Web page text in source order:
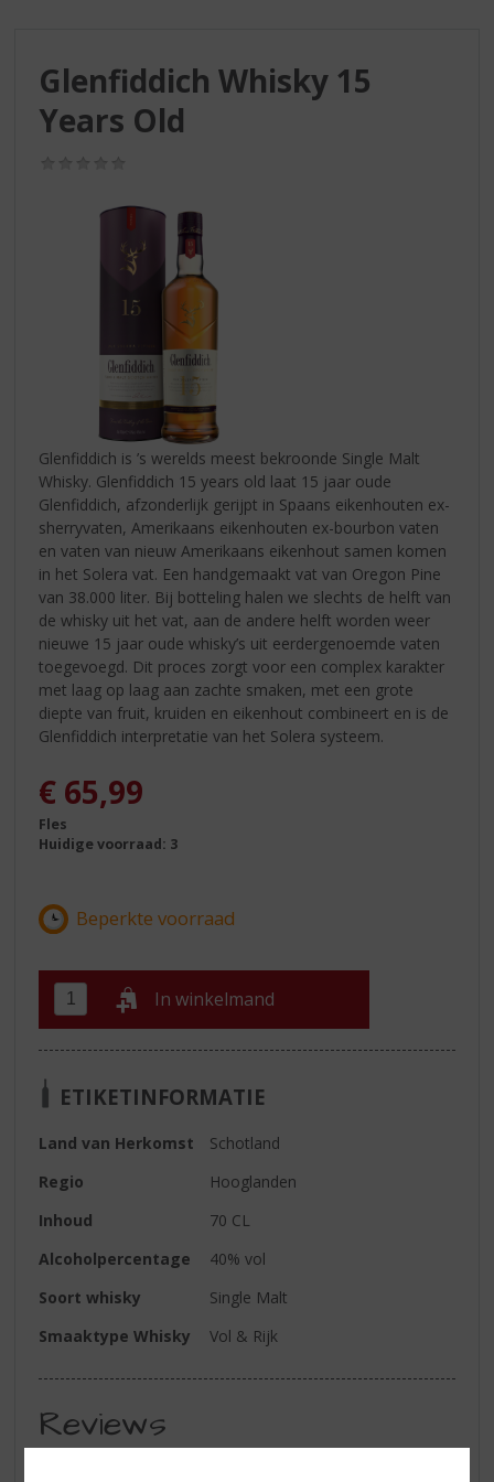
Glenfiddich Whisky 15
Years Old
Glenfiddich is ’s werelds meest bekroonde Single Malt
Whisky. Glenfiddich 15 years old laat 15 jaar oude
Glenfiddich, afzonderlijk gerijpt in Spaans eikenhouten ex-
sherryvaten, Amerikaans eikenhouten ex-bourbon vaten
en vaten van nieuw Amerikaans eikenhout samen komen
in het Solera vat. Een handgemaakt vat van Oregon Pine
van 38.000 liter. Bij botteling halen we slechts de helft van
de whisky uit het vat, aan de andere helft worden weer
nieuwe 15 jaar oude whisky’s uit eerdergenoemde vaten
toegevoegd. Dit proces zorgt voor een complex karakter
met laag op laag aan zachte smaken, met een grote
diepte van fruit, kruiden en eikenhout combineert en is de
Glenfiddich interpretatie van het Solera systeem.
€ 65,99
Fles
Huidige voorraad: 3
In winkelmand
ETIKETINFORMATIE
Land van Herkomst
Schotland
Regio
Hooglanden
Inhoud
70 CL
Alcoholpercentage
40% vol
Soort whisky
Single Malt
Smaaktype Whisky
Vol & Rijk
Reviews